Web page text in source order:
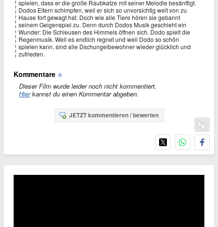
spielen, dass er die große Raubkatze mit seiner Melodie besänftigt.
Dodos Eltern schimpfen, weil er sich so unvorsichtig weit von zu
Hause fort gewagt hat. Doch wie alle Tiere hören sie gebannt
seinem Geigenspiel zu. Denn durch Dodos Musik geschieht ein
Wunder: Die Schleusen des Himmels öffnen sich. Dodo spielt die
Regenmusik. Weil es endlich regnet und weil Dodo so schön
spielen kann, sind alle Dschungelbewohner wieder glücklich und
zufrieden.
Kommentare
Dieser Film wurde leider noch nicht kommentiert.
Hierkannst du einen Kommentar abgeben.
JETZT kommentieren / bewerten